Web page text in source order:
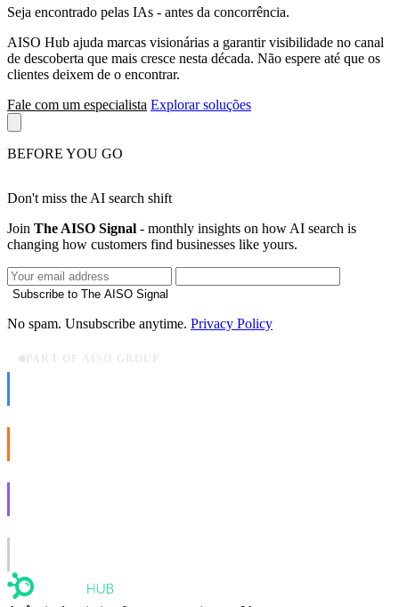
Seja encontrado pelas IAs - antes da concorrência.
AISO Hub ajuda marcas visionárias a garantir visibilidade no canal
de descoberta que mais cresce nesta década. Não espere até que os
clientes deixem de o encontrar.
Fale com um especialista Explorar soluções
BEFORE YOU GO
Don't miss the AI search shift
Join The AISO Signal - monthly insights on how AI search is
changing how customers find businesses like yours.
Subscribe to The AISO Signal
No spam. Unsubscribe anytime. Privacy Policy
PART OF AISO GROUP